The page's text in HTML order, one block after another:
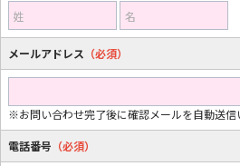
姓
名
メールアドレス （必須）
※お問い合わせ完了後に確認メールを自動送信
電話番号 （必須）